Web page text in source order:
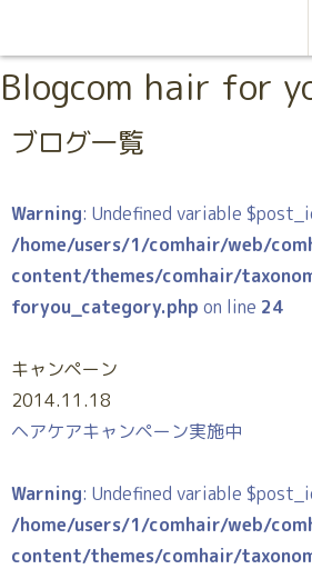
Blogcom hair for
ブログ一覧
Warning: Undefined variable
/home/users/1/comhair/web/
content/themes/comhair/
foryou_category.php on line 24
キャンペーン
2014.11.18
ヘアケアキャンペーン実施中
Warning: Undefined variable
/home/users/1/comhair/web/
content/themes/comhair/